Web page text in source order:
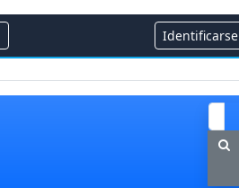
Identificarse